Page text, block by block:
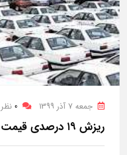
جمعه 7 آذر 1399 0 نظر
ریزش ۱۹ درصدی قیمت خودرو